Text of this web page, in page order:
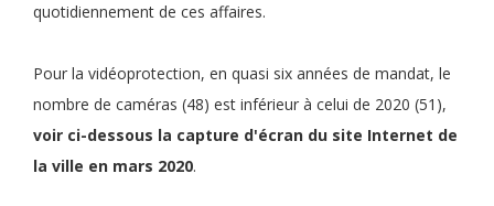
quotidiennement de ces affaires.
Pour la vidéoprotection, en quasi six années de mandat, le
nombre de caméras (48) est inférieur à celui de 2020 (51),
voir ci-dessous la capture d'écran du site Internet de
la ville en mars 2020.